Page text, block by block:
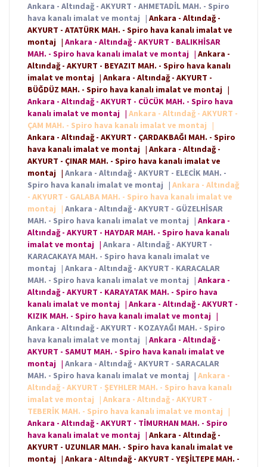
Ankara - Altındağ - AKYURT - AHMETADİL MAH. - Spiro
hava kanalı imalat ve montaj | Ankara - Altındağ -
AKYURT - ATATÜRK MAH. - Spiro hava kanalı imalat ve
montaj | Ankara - Altındağ - AKYURT - BALIKHİSAR
MAH. - Spiro hava kanalı imalat ve montaj | Ankara -
Altındağ - AKYURT - BEYAZIT MAH. - Spiro hava kanalı
imalat ve montaj | Ankara - Altındağ - AKYURT -
BÜĞDÜZ MAH. - Spiro hava kanalı imalat ve montaj |
Ankara - Altındağ - AKYURT - CÜCÜK MAH. - Spiro hava
kanalı imalat ve montaj | Ankara - Altındağ - AKYURT -
ÇAM MAH. - Spiro hava kanalı imalat ve montaj
|
Ankara - Altındağ - AKYURT - ÇARDAKBAĞI MAH. - Spiro
hava kanalı imalat ve montaj | Ankara - Altındağ -
AKYURT - ÇINAR MAH. - Spiro hava kanalı imalat ve
montaj | Ankara - Altındağ - AKYURT - ELECİK MAH. -
Spiro hava kanalı imalat ve montaj | Ankara - Altındağ
- AKYURT - GALABA MAH. - Spiro hava kanalı imalat ve
montaj
| Ankara - Altındağ - AKYURT - GÜZELHİSAR
MAH. - Spiro hava kanalı imalat ve montaj | Ankara -
Altındağ - AKYURT - HAYDAR MAH. - Spiro hava kanalı
imalat ve montaj | Ankara - Altındağ - AKYURT -
KARACAKAYA MAH. - Spiro hava kanalı imalat ve
montaj | Ankara - Altındağ - AKYURT - KARACALAR
MAH. - Spiro hava kanalı imalat ve montaj | Ankara -
Altındağ - AKYURT - KARAYATAK MAH. - Spiro hava
kanalı imalat ve montaj | Ankara - Altındağ - AKYURT -
KIZIK MAH. - Spiro hava kanalı imalat ve montaj |
Ankara - Altındağ - AKYURT - KOZAYAĞI MAH. - Spiro
hava kanalı imalat ve montaj | Ankara - Altındağ -
AKYURT - SAMUT MAH. - Spiro hava kanalı imalat ve
montaj | Ankara - Altındağ - AKYURT - SARACALAR
MAH. - Spiro hava kanalı imalat ve montaj | Ankara -
Altındağ - AKYURT - ŞEYHLER MAH. - Spiro hava kanalı
imalat ve montaj
| Ankara - Altındağ - AKYURT -
TEBERİK MAH. - Spiro hava kanalı imalat ve montaj
|
Ankara - Altındağ - AKYURT - TİMURHAN MAH. - Spiro
hava kanalı imalat ve montaj | Ankara - Altındağ -
AKYURT - UZUNLAR MAH. - Spiro hava kanalı imalat ve
montaj | Ankara - Altındağ - AKYURT - YEŞİLTEPE MAH. -